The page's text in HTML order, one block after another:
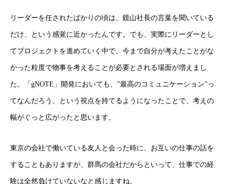
リーダーを任されたばかりの頃は、鏡山社長の言葉を聞いている
だけ、という感覚に近かったんです。でも、実際にリーダーとし
てプロジェクトを進めていく中で、今まで自分が考えたことがな
かった粒度で物事を考えることが必要とされる場面が増えまし
た。「gNOTE」開発においても、”最高のコミュニケーション”っ
てなんだろう、という視点を持てるようになったことで、考えの
幅がぐっと広がったと思います。
東京の会社で働いている友人と会った時に、お互いの仕事の話を
することもありますが、群馬の会社だからといって、仕事での経
験は全然負けていないなと感じますね。